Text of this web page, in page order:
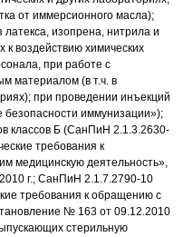
от иммерсионного масла);
изопрена, нитрила и
к воздействию химических
при работе с
материалом (в т.ч. в
при проведении инъекций
иммунизации»);
классов Б (СанПиН 2.1.3.2630-
требования к
медицинскую деятельность»,
г.; СанПиН 2.1.7.2790-10
требования к обращению с
№ 163 от 09.12.2010
стерильную